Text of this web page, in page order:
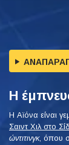
Η
Η Αϊόνα είναι
Σαιντ Χιλ στο
ώντιτινγκ, όπου